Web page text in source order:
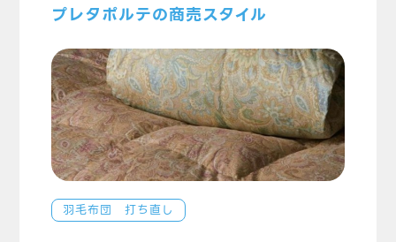
プレタポルテの商売スタイル
羽毛布団 打ち直し